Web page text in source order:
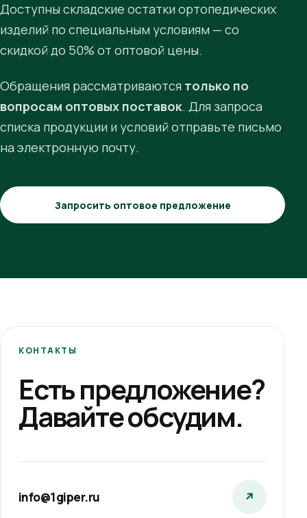
Доступны складские остатки ортопедических
изделий по специальным условиям — со
скидкой до 50% от оптовой цены.
Обращения рассматриваются только по
вопросам оптовых поставок. Для запроса
списка продукции и условий отправьте письмо
на электронную почту.
Запросить оптовое предложение
КОНТАКТЫ
Есть предложение?
Давайте обсудим.
info@1giper.ru ↗